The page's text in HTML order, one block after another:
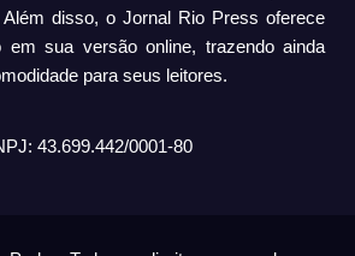
Além disso, o Jornal Rio Press oferece
em sua versão online, trazendo ainda
para seus leitores.
43.699.442/0001-80